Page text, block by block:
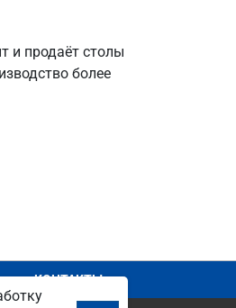
и продаёт столы
более
КОНТАКТЫ